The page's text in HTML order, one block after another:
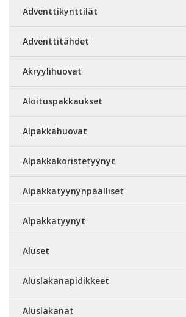
Adventtikynttilät
Adventtitähdet
Akryylihuovat
Aloituspakkaukset
Alpakkahuovat
Alpakkakoristetyynyt
Alpakkatyynynpäälliset
Alpakkatyynyt
Aluset
Aluslakanapidikkeet
Aluslakanat